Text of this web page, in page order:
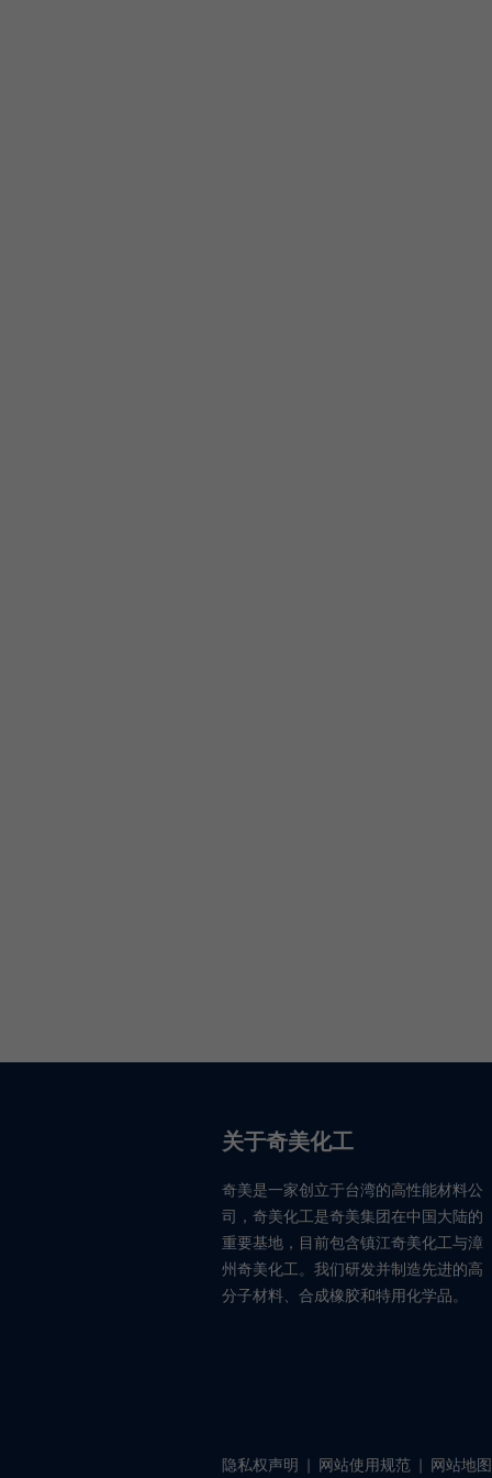
关于奇美化工
奇美是一家创立于台湾的高性能材料公
司，奇美化工是奇美集团在中国大陆的
重要基地，目前包含镇江奇美化工与漳
州奇美化工。我们研发并制造先进的高
分子材料、合成橡胶和特用化学品。
隐私权声明 | 网站使用规范 | 网站地图